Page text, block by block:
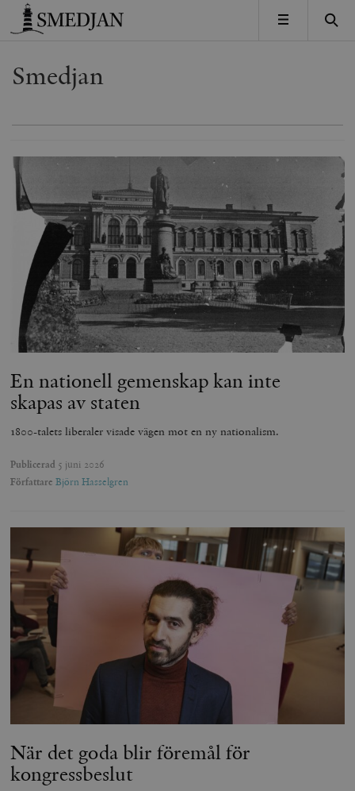
Timbro
MENY
Smedjan
En nationell gemenskap kan inte
skapas av staten
1800-talets liberaler visade vägen mot en ny nationalism.
Publicerad 5 juni 2026
Författare Björn Hasselgren
När det goda blir föremål för
kongressbeslut